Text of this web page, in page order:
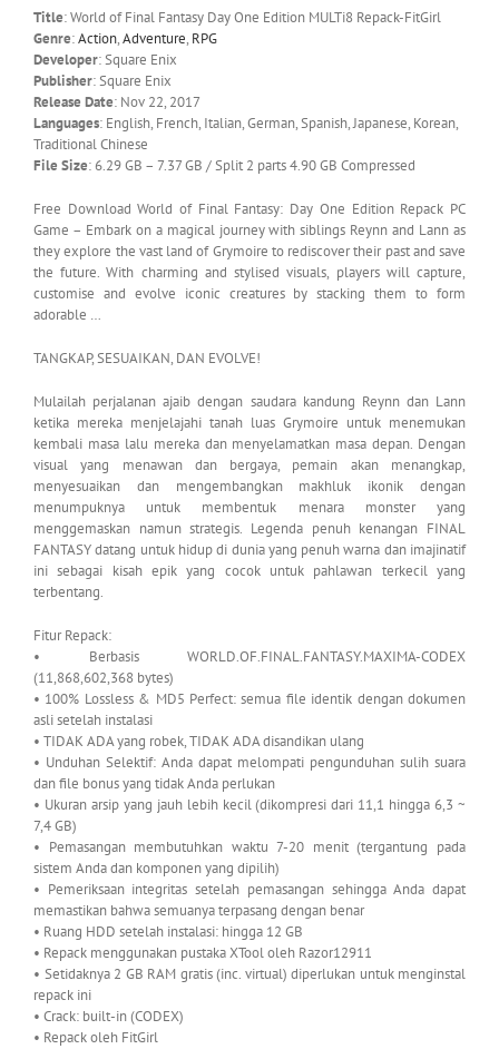
Title: World of Final Fantasy Day One Edition MULTi8 Repack-FitGirl
Genre:Action,Adventure, RPG
Developer: Square Enix
Publisher: Square Enix
Release Date: Nov 22, 2017
Languages: English, French, Italian, German, Spanish, Japanese, Korean,
Traditional Chinese
File Size: 6.29 GB – 7.37 GB / Split 2 parts 4.90 GB Compressed
Free Download World of Final Fantasy: Day One Edition Repack PC
Game – Embark on a magical journey with siblings Reynn and Lann as
they explore the vast land of Grymoire to rediscover their past and save
the future. With charming and stylised visuals, players will capture,
customise and evolve iconic creatures by stacking them to form
adorable …
TANGKAP, SESUAIKAN, DAN EVOLVE!
Mulailah perjalanan ajaib dengan saudara kandung Reynn dan Lann
ketika mereka menjelajahi tanah luas Grymoire untuk menemukan
kembali masa lalu mereka dan menyelamatkan masa depan. Dengan
visual yang menawan dan bergaya, pemain akan menangkap,
menyesuaikan dan mengembangkan makhluk ikonik dengan
menumpuknya untuk membentuk menara monster yang
menggemaskan namun strategis. Legenda penuh kenangan FINAL
FANTASY datang untuk hidup di dunia yang penuh warna dan imajinatif
ini sebagai kisah epik yang cocok untuk pahlawan terkecil yang
terbentang.
Fitur Repack:
• Berbasis WORLD.OF.FINAL.FANTASY.MAXIMA-CODEX
(11,868,602,368 bytes)
• 100% Lossless & MD5 Perfect: semua file identik dengan dokumen
asli setelah instalasi
• TIDAK ADA yang robek, TIDAK ADA disandikan ulang
• Unduhan Selektif: Anda dapat melompati pengunduhan sulih suara
dan file bonus yang tidak Anda perlukan
• Ukuran arsip yang jauh lebih kecil (dikompresi dari 11,1 hingga 6,3 ~
7,4 GB)
• Pemasangan membutuhkan waktu 7-20 menit (tergantung pada
sistem Anda dan komponen yang dipilih)
• Pemeriksaan integritas setelah pemasangan sehingga Anda dapat
memastikan bahwa semuanya terpasang dengan benar
• Ruang HDD setelah instalasi: hingga 12 GB
• Repack menggunakan pustaka XTool oleh Razor12911
• Setidaknya 2 GB RAM gratis (inc. virtual) diperlukan untuk menginstal
repack ini
• Crack: built-in (CODEX)
• Repack oleh FitGirl